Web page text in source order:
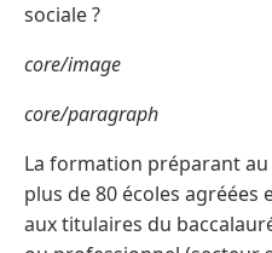
sociale ?
core/image
core/paragraph
La formation préparant au
plus de 80 écoles agréées
aux titulaires du